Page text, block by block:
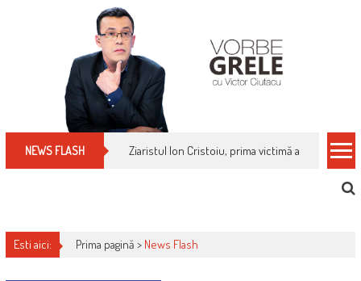
NEWS FLASH Ziaristul Ion Cristoiu, prima victimă a noi
Esti aici: Prima pagină > News Flash